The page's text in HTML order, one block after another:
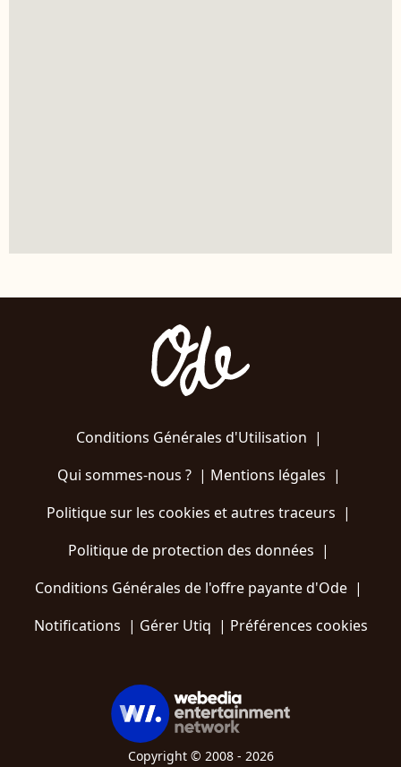
Conditions Générales d'Utilisation |
Qui sommes-nous ?| Mentions légales |
Politique sur les cookies et autres traceurs |
Politique de protection des données |
Conditions Générales de l'offre payante d'Ode |
Notifications | Gérer Utiq | Préférences cookies
Copyright © 2008 - 2026